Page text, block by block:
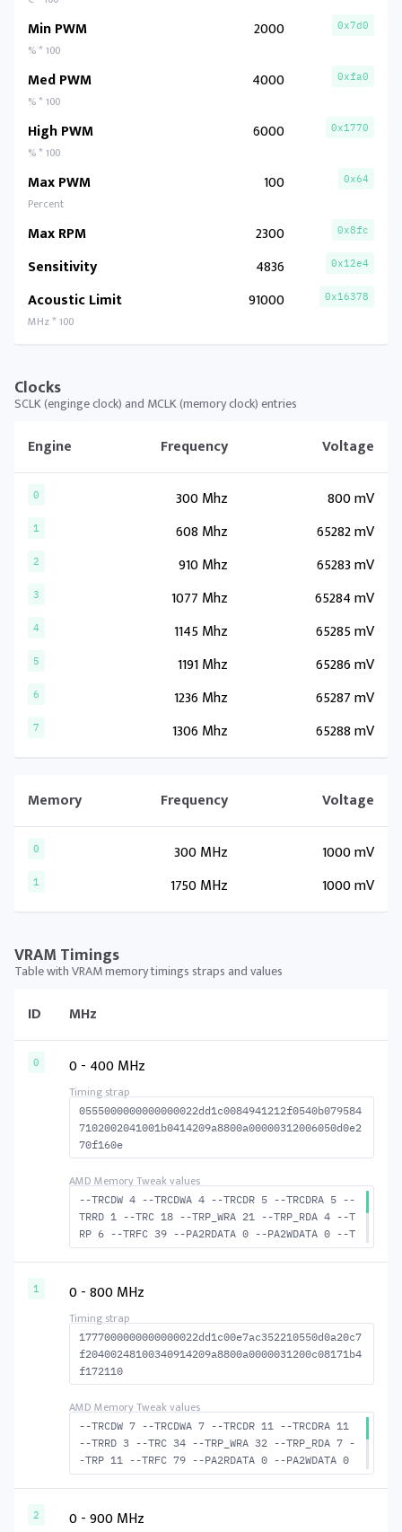
Min PWM
% * 100
2000 0x7d0
Med PWM
% * 100
4000 0xfa0
High PWM
% * 100
6000 0x1770
Max PWM
Percent
100 0x64
Max RPM 2300 0x8fc
Sensitivity 4836 0x12e4
Acoustic Limit
MHz * 100
91000 0x16378
Clocks
SCLK (enginge clock) and MCLK (memory clock) entries
Engine Frequency Voltage
0 300 Mhz 800 mV
1 608 Mhz 65282 mV
2 910 Mhz 65283 mV
3 1077 Mhz 65284 mV
4 1145 Mhz 65285 mV
5 1191 Mhz 65286 mV
6 1236 Mhz 65287 mV
7 1306 Mhz 65288 mV
Memory Frequency Voltage
0 300 MHz 1000 mV
1 1750 MHz 1000 mV
VRAM Timings
Table with VRAM memory timings straps and values
ID MHz
0 0 - 400 MHz
0555000000000000022dd1c0084941212f0540b079584
7102002041001b0414209a8800a00000312006050d0e2
70f160e
--TRCDW 4 --TRCDWA 4 --TRCDR 5 --TRCDRA 5 --
TRRD 1 --TRC 18 --TRP_WRA 21 --TRP_RDA 4 --T
RP 6 --TRFC 39 --PA2RDATA 0 --PA2WDATA 0 --T
FAW 0 --TCRCRL 1 --TCRCWL 1 --TFAW32 2 --ACT
--RAS2RAS 39 --RP 15 --WRPLUSRP 22 --BUS_TUR
1 0 - 800 MHz
1777000000000000022dd1c00e7ac352210550d0a20c7
f20400248100340914209a8800a0000031200c08171b4
f172110
--TRCDW 7 --TRCDWA 7 --TRCDR 11 --TRCDRA 11
--TRRD 3 --TRC 34 --TRP_WRA 32 --TRP_RDA 7 -
-TRP 11 --TRFC 79 --PA2RDATA 0 --PA2WDATA 0
--TFAW 4 --TCRCRL 1 --TCRCWL 1 --TFAW32 4 --
R 27 --RAS2RAS 79 --RP 23 --WRPLUSRP 33 --BU
2 0 - 900 MHz